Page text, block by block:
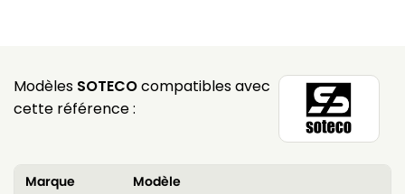
Modèles SOTECOcompatibles avec
cette référence :
Marque
Modèle